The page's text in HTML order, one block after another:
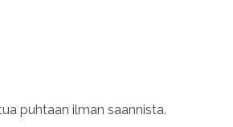
puhtaan ilman saannista.